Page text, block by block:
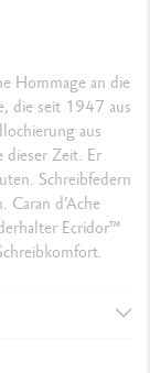
Hommage an die
die seit 1947 aus
aus
Zeit. Er
Schreibfedern
d’Ache
Ecridor™